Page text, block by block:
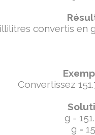
convertis en
Convertissez
g =
g =